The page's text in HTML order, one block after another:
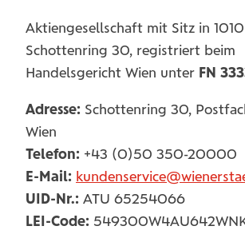
Aktiengesellschaft mit Sitz in 1010
Schottenring 30, registriert beim
Handelsgericht Wien unter FN
Adresse: Schottenring 30,
Wien
Telefon: +43 (0)50 350-20000
E-Mail:
UID-Nr.: ATU 65254066
LEI-Code: